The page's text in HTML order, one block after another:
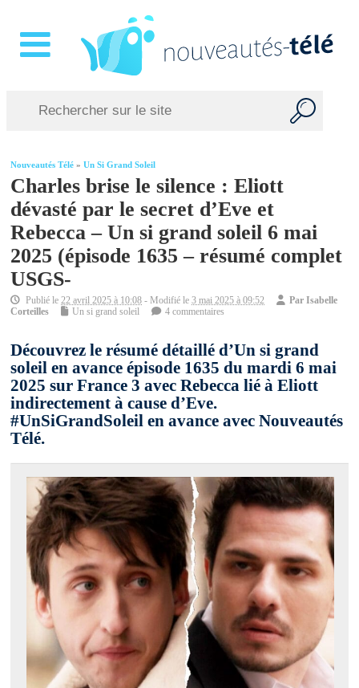
Nouveautés Télé »Un Si Grand Soleil
Charles brise le silence : Eliott
dévasté par le secret d’Eve et
Rebecca – Un si grand soleil 6 mai
2025 (épisode 1635 – résumé complet
USGS-
Publié le22 avril 2025 à 10:08 - Modifié le3 mai 2025 à 09:52 ParIsabelle
Corteilles
Un si grand soleil 4 commentaires
Découvrez le résumé détaillé d’Un si grand
soleil en avance épisode 1635 du mardi 6 mai
2025 sur France 3 avec Rebecca lié à Eliott
indirectement à cause d’Eve.
#UnSiGrandSoleil en avance avec Nouveautés
Télé.